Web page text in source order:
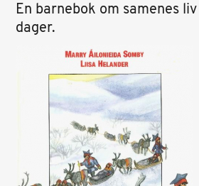
En barnebok om samenes
dager.